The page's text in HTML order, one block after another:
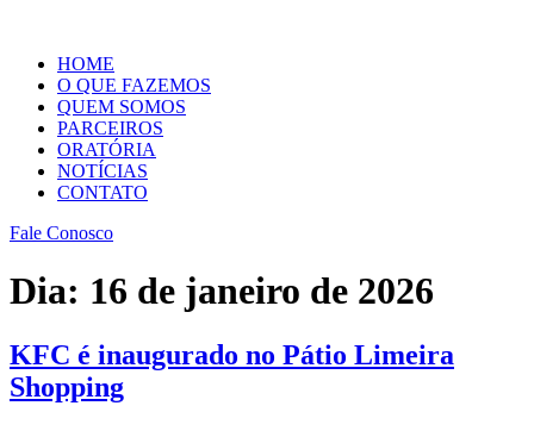
HOME
O QUE FAZEMOS
QUEM SOMOS
PARCEIROS
ORATÓRIA
NOTÍCIAS
CONTATO
Fale Conosco
Dia: 16 de janeiro de 2026
KFC é inaugurado no Pátio Limeira
Shopping